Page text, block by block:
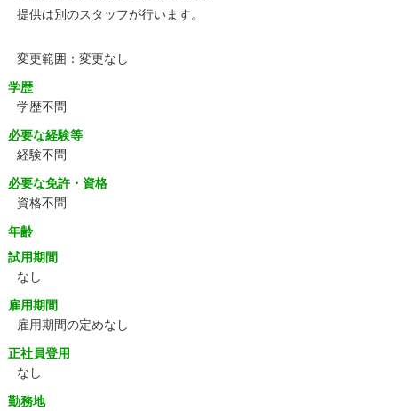
提供は別のスタッフが行います。
変更範囲：変更なし
学歴
学歴不問
必要な経験等
経験不問
必要な免許・資格
資格不問
年齢
試用期間
なし
雇用期間
雇用期間の定めなし
正社員登用
なし
勤務地